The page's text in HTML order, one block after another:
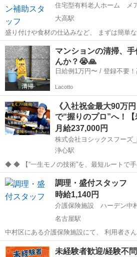
住宅型有料老人ホーム メ
大高駅
盛り付けや食材の仕込みなど、 まずは簡単
ます☆ 最初は一から丁寧にお教えしますのでご
ンの先輩がいるので わからないことはフォローしま
が多数活躍しています。...
愛知 名古屋市 その他
マンションの清掃、
んか？😭🙏
日給例1万円〜 /
Lacotto
《入社祝金最大90万
で“握りのプロ”へ！
月給237,000円
浄心駅
◆ ◆ 【“一生モノの技術”を、最短ルートで手に入れる】 ヨシックスフ
ーズが運営する寿司居酒屋「や台ずし」で
の状態で仕入れることで仕込みの負担を大幅
後は余計な工程に時間...
愛知 名古屋市 浄心駅 その他
調理・盛付スタッフ
時給1,140円
介護保険施設 ハーデン中
名古屋駅
中村区にある介護保険施設にて、 利用者さ
助と盛付、提供をお願いします。 ＜主な業務＞ ・調理補助、盛付 ・
料理の提供…等 メニューはあらかじめ決まっており、難しい作業はあ
愛知 名古屋市 名古屋駅 その他
未経験者歓迎/経験不